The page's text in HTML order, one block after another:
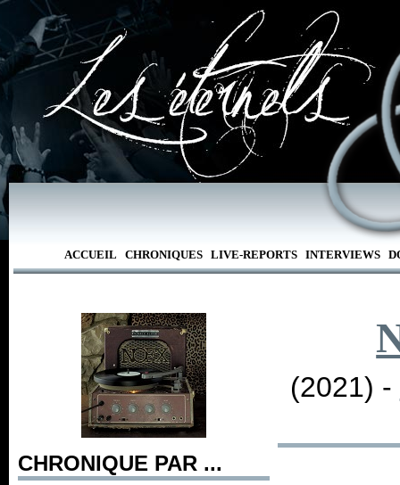
ACCUEIL CHRONIQUES LIVE-REPORTS INTERVIEWS
CHRONIQUE PAR ...
(2021) -